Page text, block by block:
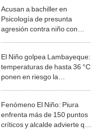
Acusan a bachiller en
Psicología de presunta
agresión contra niño con
El Niño golpea Lambayeque:
temperaturas de hasta 36 °C
ponen en riesgo la
Fenómeno El Niño: Piura
enfrenta más de 150 puntos
críticos y alcalde advierte que